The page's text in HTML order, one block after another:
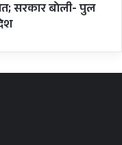
सरकार बोली- पुल